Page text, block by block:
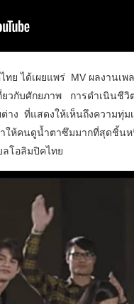
ย ได้เผยแพร่ MV ผลงานเพ
ยวกับศักยภาพ การดำเนินชี
าง ที่แสดงให้เห็นถึงความทุ่
ให้คนดูน้ำตาซึมมากที่สุดชิ้น
โอลิมปิคไทย